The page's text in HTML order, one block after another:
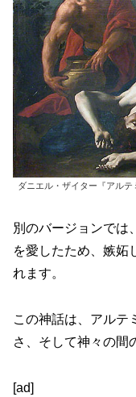
ダニエル・ザイター『アルテ
別のバージョンでは
を愛したため、嫉妬
れます。
この神話は、アルテ
さ、そして神々の間
[ad]